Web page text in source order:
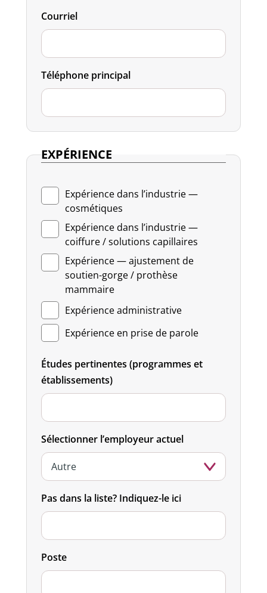
Courriel
Téléphone principal
EXPÉRIENCE
Expérience dans l’industrie —
cosmétiques
Expérience dans l’industrie —
coiffure / solutions capillaires
Expérience — ajustement de
soutien-gorge / prothèse
mammaire
Expérience administrative
Expérience en prise de parole
Études pertinentes (programmes et
établissements)
Sélectionner l’employeur actuel
Pas dans la liste? Indiquez-le ici
Poste